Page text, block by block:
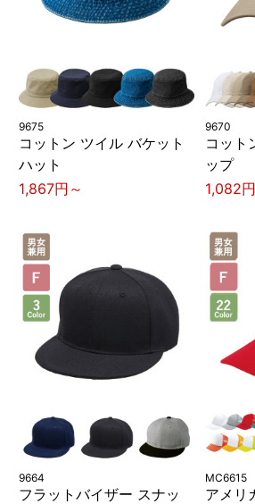
9675
コットン ツイル バケット
ハット
1,867円～
9670
コット
ップ
1,082
9664
フラットバイザー スナッ
MC6615
アメリ